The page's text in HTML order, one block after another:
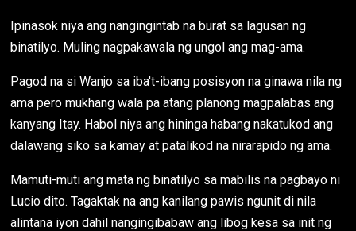
Ipinasok niya ang nangingintab na burat sa lagusan ng
binatilyo. Muling nagpakawala ng ungol ang mag-ama.
Pagod na si Wanjo sa iba't-ibang posisyon na ginawa nila ng
ama pero mukhang wala pa atang planong magpalabas ang
kanyang Itay. Habol niya ang hininga habang nakatukod ang
dalawang siko sa kamay at patalikod na nirarapido ng ama.
Mamuti-muti ang mata ng binatilyo sa mabilis na pagbayo ni
Lucio dito. Tagaktak na ang kanilang pawis ngunit di nila
alintana iyon dahil nangingibabaw ang libog kesa sa init ng